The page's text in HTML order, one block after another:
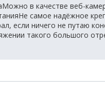
в качестве веб-
самое надёжное
если ничего не путаю
такого большого